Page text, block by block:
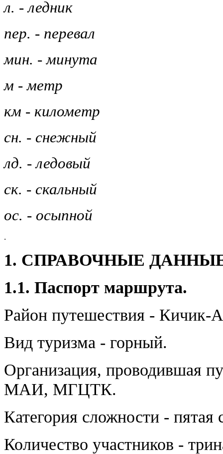
л. - ледник
пер. - перевал
мин. - минута
м - метр
км - километр
сн. - снежный
лд. - ледовый
ск. - скальный
ос. - осыпной
.
1. СПРАВОЧНЫЕ
1.1. Паспорт маршрута.
Район путешествия -
Вид туризма - горный.
Организация, проводившая
МАИ, МГЦТК.
Категория сложности -
Количество участников -